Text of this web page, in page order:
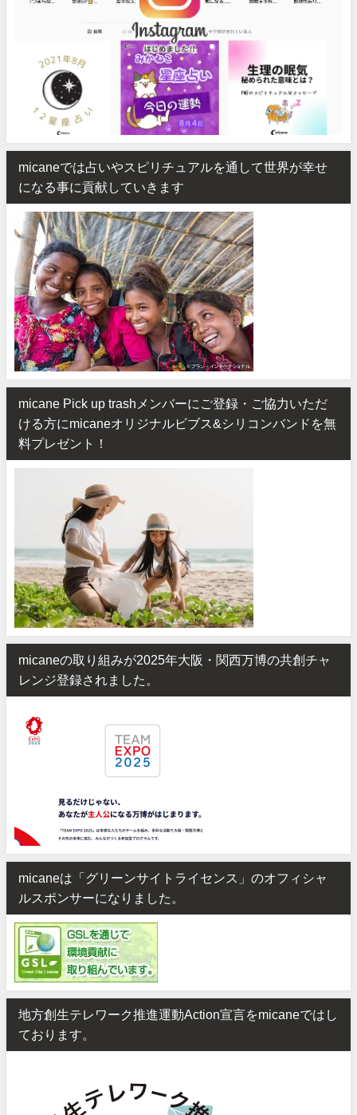
micaneでは占いやスピリチュアルを通して世界が幸せ
になる事に貢献していきます
micane Pick up trashメンバーにご登録・ご協力いただ
ける方にmicaneオリジナルビブス&シリコンバンドを無
料プレゼント！
micaneの取り組みが2025年大阪・関西万博の共創チャ
レンジ登録されました。
micaneは「グリーンサイトライセンス」のオフィシャ
ルスポンサーになりました。
地方創生テレワーク推進運動Action宣言をmicaneではし
ております。